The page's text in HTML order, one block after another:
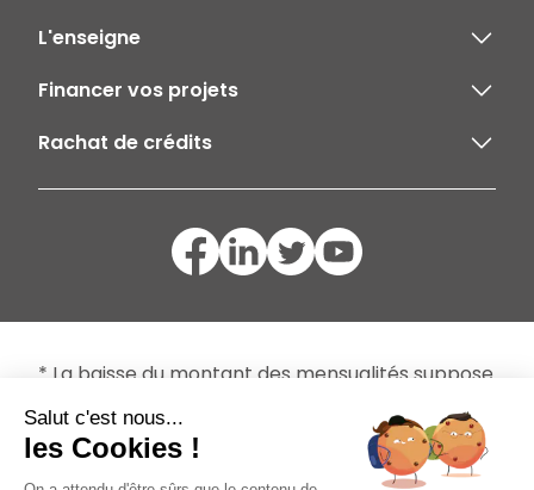
L'enseigne
Financer vos projets
Rachat de crédits
* La baisse du montant des mensualités suppose
et une majoration du coût total d'un ou de
plusieurs crédits objets du regroupement.
Salut c'est nous...
les Cookies !